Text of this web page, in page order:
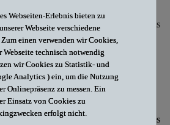
worden. Auch für seine Arbeit in den
und Biotechnologierecht wurde er als
Germany ™ ausgezeichnet.
wurde Dr. Thomas Bohle
™ gekürt.
Dr. Constanze Püschel
Best Lawyer in Germany ™ für ihre
In den Rechtsgebieten des
Webseiten-Erlebnis bieten zu
Webseite verschiedene
einen verwenden wir Cookies,
Webseite technisch notwendig
wir Cookies zu Statistik- und
Analytics ) ein, um die Nutzung
Onlinepräsenz zu messen. Ein
Einsatz von Cookies zu
erfolgt nicht.